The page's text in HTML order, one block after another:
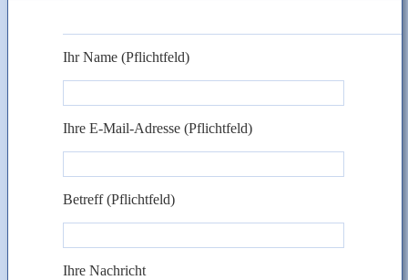
Ihr Name (Pflichtfeld)
Ihre E-Mail-Adresse (Pflichtfeld)
Betreff (Pflichtfeld)
Ihre Nachricht